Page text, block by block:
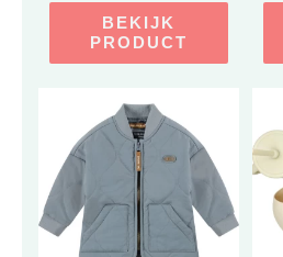
BEKIJK
PRODUCT